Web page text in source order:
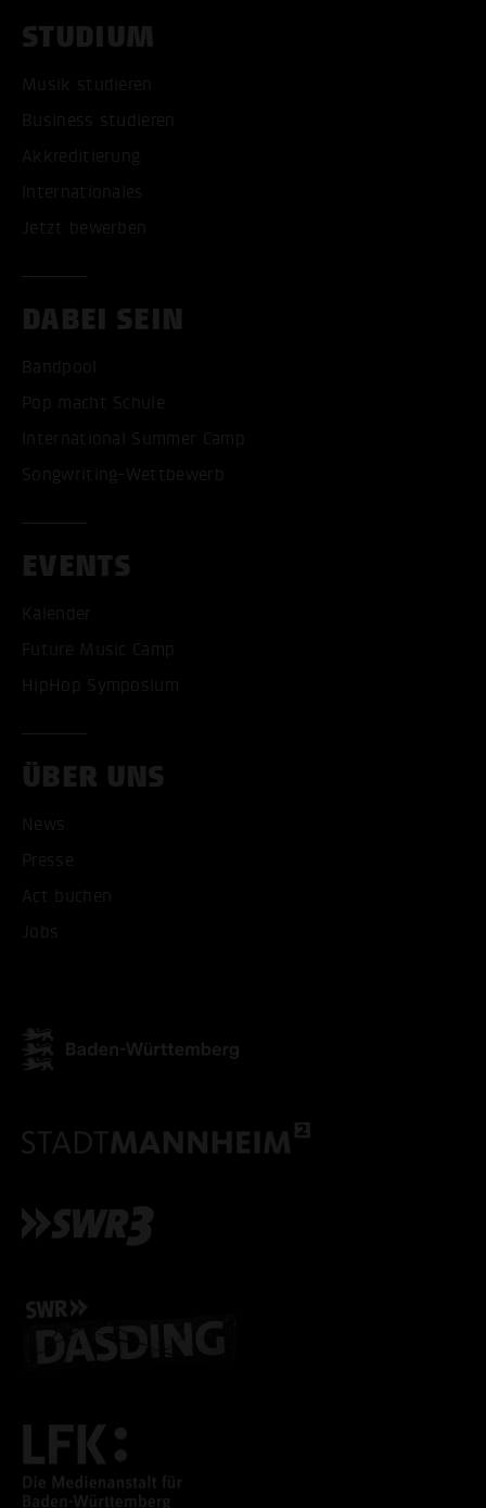
STUDIUM
Musik studieren
Business studieren
Akkreditierung
Internationales
Jetzt bewerben
DABEI SEIN
Bandpool
Pop macht Schule
International Summer Camp
Songwriting-Wettbewerb
EVENTS
Kalender
Future Music Camp
HipHop Symposium
ÜBER UNS
News
Presse
Act buchen
Jobs